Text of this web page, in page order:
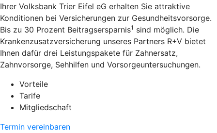
Ihrer Volksbank Trier Eifel eG erhalten Sie attraktive
Konditionen bei Versicherungen zur Gesundheitsvorsorge.
Bis zu 30 Prozent Beitragsersparnis1 sind möglich. Die
Krankenzusatzversicherung unseres Partners R+V bietet
Ihnen dafür drei Leistungspakete für Zahnersatz,
Zahnvorsorge, Sehhilfen und Vorsorgeuntersuchungen.
Vorteile
Tarife
Mitgliedschaft
Termin vereinbaren